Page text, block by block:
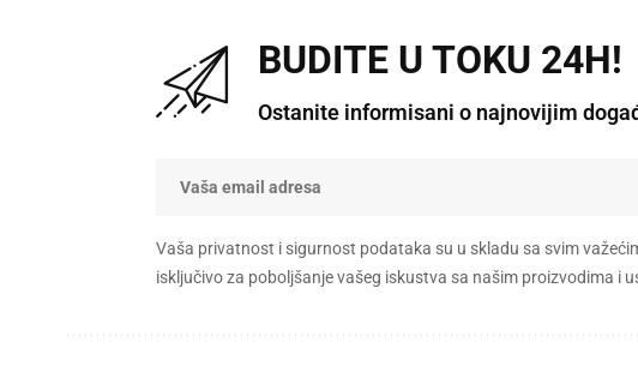
BUDITE U TOKU 24H!
Ostanite informisani o najnovijim
Vaša privatnost i sigurnost podataka su u skladu sa svim
isključivo za poboljšanje vašeg iskustva sa našim proizvodima i